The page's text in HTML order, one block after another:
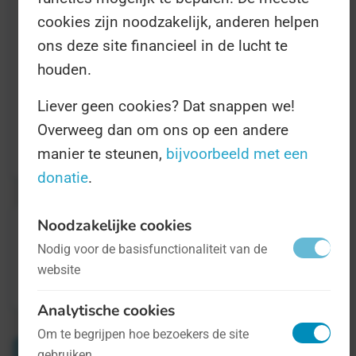
akkoord hen heeft gebracht en of het zijn
vruchten heeft afgeworpen.
Alle informatie daarover, en natuurlijk over
het Muziekopleidersakkoord zelf, leest u op
websiteszoals deze
cookies zijn noodzakelijk, anderen helpen
ons deze site financieel in de lucht te
houden.
Liever geen cookies? Dat snappen we!
Overweeg dan om ons op een andere
manier te steunen, bijvoorbeeld met een
donatie.
Noodzakelijke cookies
Nodig voor de basisfunctionaliteit van de
website
Analytische cookies
Om te begrijpen hoe bezoekers de site